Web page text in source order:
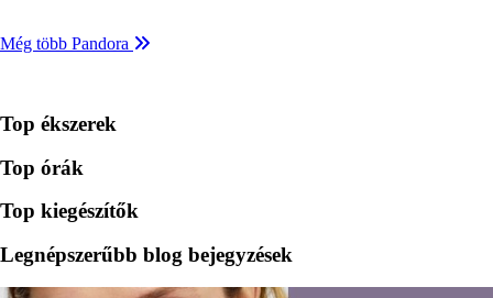
Még több Pandora
Top ékszerek
Top órák
Top kiegészítők
Legnépszerűbb blog bejegyzések